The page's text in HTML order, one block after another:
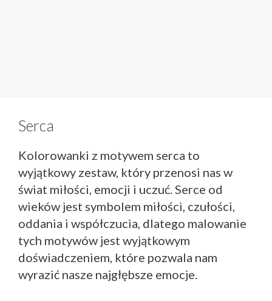
Serca
Kolorowanki z motywem serca to
wyjątkowy zestaw, który przenosi nas w
świat miłości, emocji i uczuć. Serce od
wieków jest symbolem miłości, czułości,
oddania i współczucia, dlatego malowanie
tych motywów jest wyjątkowym
doświadczeniem, które pozwala nam
wyrazić nasze najgłębsze emocje.